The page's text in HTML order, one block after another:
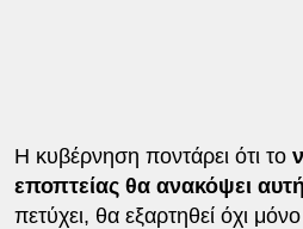
Η κυβέρνηση ποντάρει ότι το
εποπτείας θα ανακόψει
πετύχει, θα εξαρτηθεί όχι